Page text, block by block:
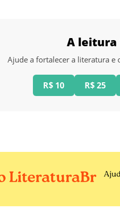
A leitura
Ajude a fortalecer a literatura
R$ 10 R$ 25